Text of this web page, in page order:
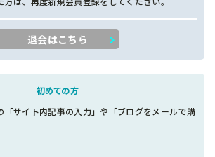
退会はこちら
初めての方
「サイト内記事の入力」や「ブログをメールで購